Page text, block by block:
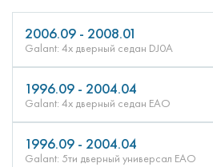
2006.09 - 2008.01
Galant: 4х дверный седан DJ0A
1996.09 - 2004.04
Galant: 4х дверный седан EAO
1996.09 - 2004.04
Galant: 5ти дверный универсал EAO